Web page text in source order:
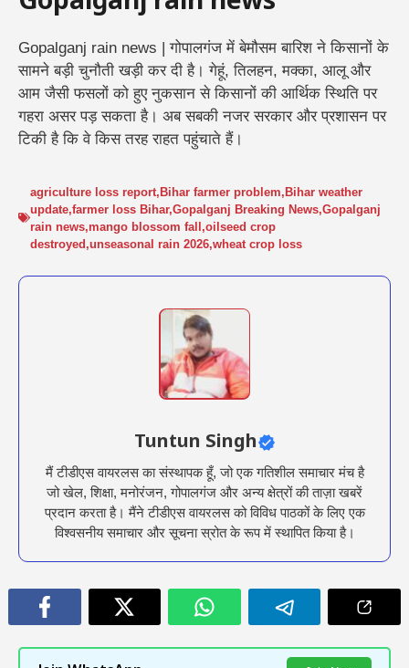
Gopalganj rain news | गोपालगंज में बेमौसम बारिश ने किसानों के
सामने बड़ी चुनौती खड़ी कर दी है। गेहूं, तिलहन, मक्का, आलू और
आम जैसी फसलों को हुए नुकसान से किसानों की आर्थिक स्थिति पर
गहरा असर पड़ सकता है। अब सबकी नजर सरकार और प्रशासन पर
टिकी है कि वे किस तरह राहत पहुंचाते हैं।
agriculture loss report,Bihar farmer problem,Bihar weather
update,farmer loss Bihar,Gopalganj Breaking News,Gopalganj
rain news,mango blossom fall,oilseed crop
destroyed,unseasonal rain 2026,wheat crop loss
Tuntun Singh
मैं टीडीएस वायरलस का संस्थापक हूँ, जो एक गतिशील समाचार मंच है
जो खेल, शिक्षा, मनोरंजन, गोपालगंज और अन्य क्षेत्रों की ताज़ा खबरें
प्रदान करता है। मैंने टीडीएस वायरलस को विविध पाठकों के लिए एक
विश्वसनीय समाचार और सूचना स्रोत के रूप में स्थापित किया है।